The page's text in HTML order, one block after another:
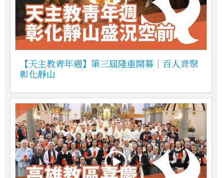
【天主教青年週】第三屆隆重開幕｜百人齊聚
彰化靜山